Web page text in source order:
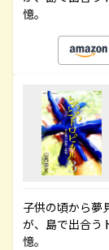
憶。
子供の頃から夢
が、島で出合う
憶。